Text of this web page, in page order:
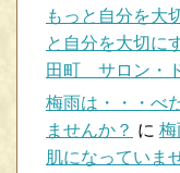
もっと自分を大
と自分を大切に
田町 サロン・
梅雨は・・・べ
ませんか？ に 梅
肌になっていま